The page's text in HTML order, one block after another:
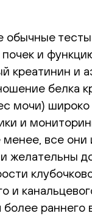
обычные
и
креатинин и
белка
мочи)
и
менее, все
и желательны
и
раннего